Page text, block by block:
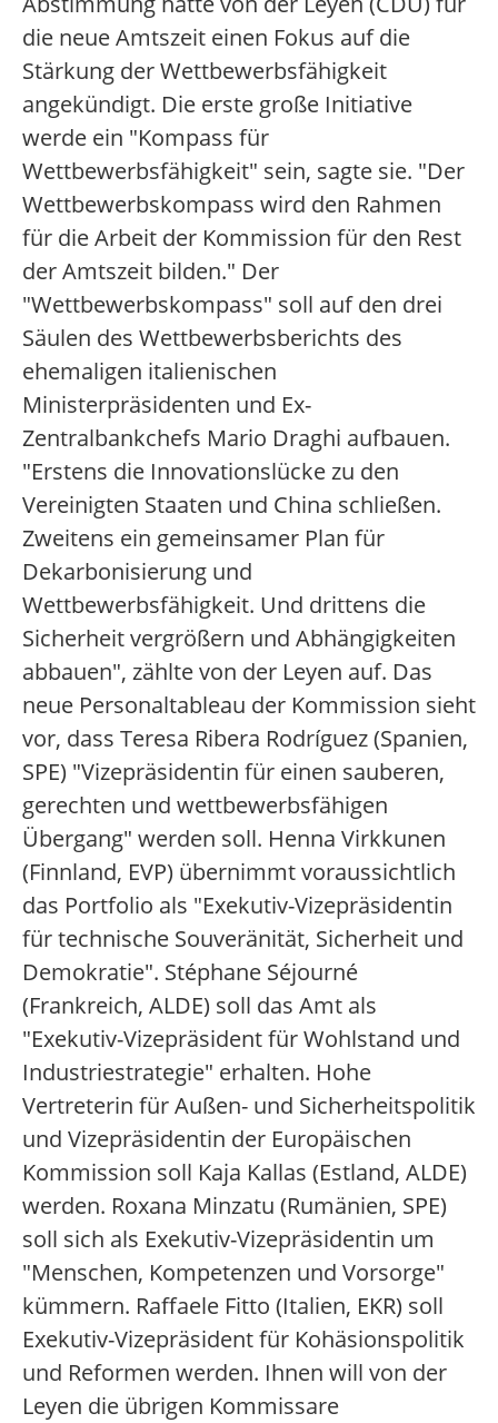
die neue Amtszeit einen Fokus auf die
Stärkung der Wettbewerbsfähigkeit
angekündigt. Die erste große Initiative
werde ein "Kompass für
Wettbewerbsfähigkeit" sein, sagte sie. "Der
Wettbewerbskompass wird den Rahmen
für die Arbeit der Kommission für den Rest
der Amtszeit bilden." Der
"Wettbewerbskompass" soll auf den drei
Säulen des Wettbewerbsberichts des
ehemaligen italienischen
Ministerpräsidenten und Ex-
Zentralbankchefs Mario Draghi aufbauen.
"Erstens die Innovationslücke zu den
Vereinigten Staaten und China schließen.
Zweitens ein gemeinsamer Plan für
Dekarbonisierung und
Wettbewerbsfähigkeit. Und drittens die
Sicherheit vergrößern und Abhängigkeiten
abbauen", zählte von der Leyen auf. Das
neue Personaltableau der Kommission sieht
vor, dass Teresa Ribera Rodríguez (Spanien,
SPE) "Vizepräsidentin für einen sauberen,
gerechten und wettbewerbsfähigen
Übergang" werden soll. Henna Virkkunen
(Finnland, EVP) übernimmt voraussichtlich
das Portfolio als "Exekutiv-Vizepräsidentin
für technische Souveränität, Sicherheit und
Demokratie". Stéphane Séjourné
(Frankreich, ALDE) soll das Amt als
"Exekutiv-Vizepräsident für Wohlstand und
Industriestrategie" erhalten. Hohe
Vertreterin für Außen- und Sicherheitspolitik
und Vizepräsidentin der Europäischen
Kommission soll Kaja Kallas (Estland, ALDE)
werden. Roxana Minzatu (Rumänien, SPE)
soll sich als Exekutiv-Vizepräsidentin um
"Menschen, Kompetenzen und Vorsorge"
kümmern. Raffaele Fitto (Italien, EKR) soll
Exekutiv-Vizepräsident für Kohäsionspolitik
und Reformen werden. Ihnen will von der
Leyen die übrigen Kommissare